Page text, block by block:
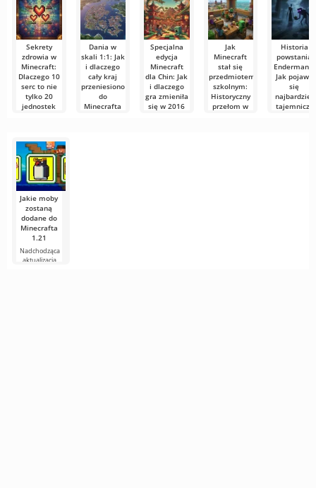
Sekrety
zdrowia w
Minecraft:
Dlaczego 10
serc to nie
tylko 20
jednostek
Dania w
skali 1:1: Jak
i dlaczego
cały kraj
przeniesiono
do
Minecrafta
Specjalna
edycja
Minecraft
dla Chin: Jak
i dlaczego
gra zmieniła
się w 2016
Jak
Minecraft
stał się
przedmiotem
szkolnym:
Historyczny
przełom w
Historia
powstania
Endermana:
Jak pojawił
się
najbardziej
tajemniczy
Jakie moby
zostaną
dodane do
Minecrafta
1.21
Nadchodząca
aktualizacja